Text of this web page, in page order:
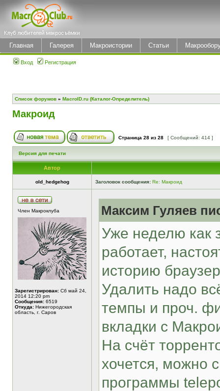
Главная Галерея Макроистории Статьи
Вход Регистрация
Список форумов » MacroID.ru (Каталог-Определитель)
Макроид
Страница 28 из 28 [ Сообщений: 414 ]
Версия для печати
Автор
old_hedgehog Заголовок сообщения: Re: Макроид
Член Макроклуба
Зарегистрирован: Сб май 24,
2014 12:20 pm
Сообщения: 6519
Откуда: Нижегородская
область, г. Саров
Максим Гуляев
Уже неделю как
работает,
историю
Удалить надо
темпы и проч.
вкладки с
На счёт
хочется, можно
программы